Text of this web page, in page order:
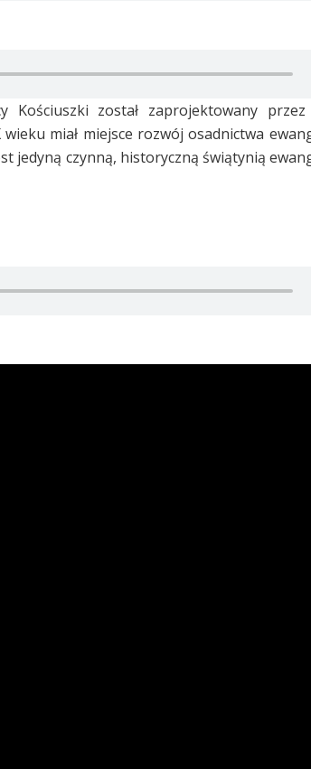
został zaprojektowany przez
miał miejsce rozwój osadnictwa
jedyną czynną, historyczną świątynią